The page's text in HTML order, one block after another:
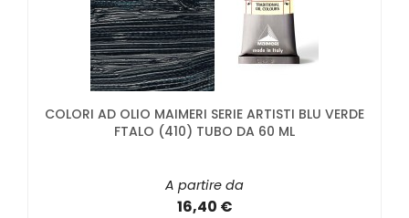
COLORI AD OLIO MAIMERI SERIE ARTISTI BLU VERDE
FTALO (410) TUBO DA 60 ML
A partire da
16,40 €